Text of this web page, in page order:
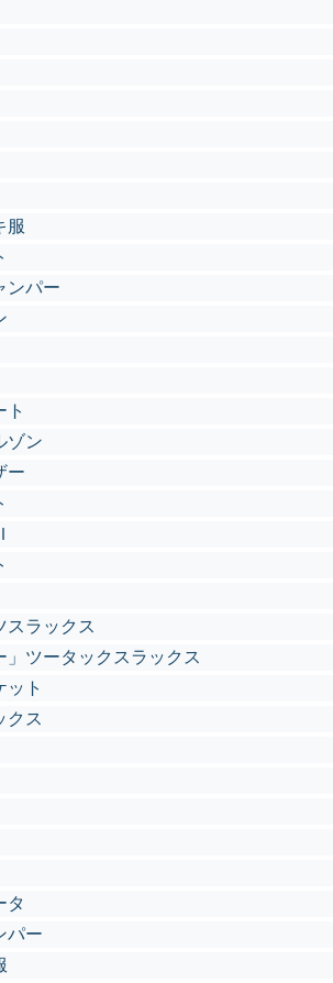
服
ンパー
ト
ゾン
ー
スラックス
」ツータックスラックス
ット
クス
タ
パー